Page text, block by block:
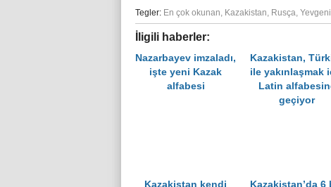
Tegler: En çok okunan, Kazakistan, Rusça,
İligili haberler:
Nazarbayev imzaladı,
işte yeni Kazak
alfabesi
Kazakistan,
ile yakınlaşmak
Latin
geçiyor
Kazakistan kendi
Kazakistan’da 6